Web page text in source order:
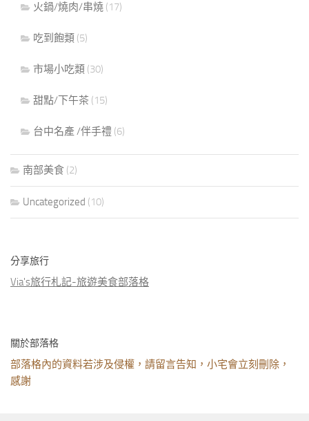
火鍋/燒肉/串燒 (17)
吃到飽類 (5)
市場小吃類 (30)
甜點/下午茶 (15)
台中名產 /伴手禮 (6)
南部美食 (2)
Uncategorized (10)
分享旅行
Via's旅行札記-旅遊美食部落格
關於部落格
部落格內的資料若涉及侵權，請留言告知，小宅會立刻刪除，
感謝